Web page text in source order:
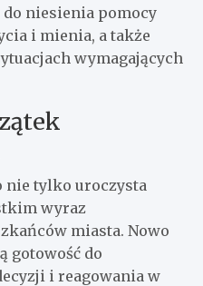
niesienia pomocy
i mienia, a także
wymagających
nie tylko uroczysta
wyraz
miasta. Nowo
gotowość do
i reagowania w